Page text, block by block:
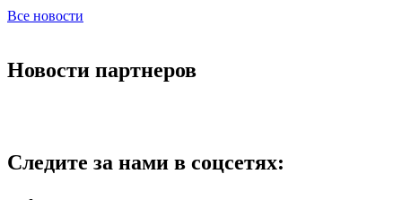
Все новости
Новости партнеров
Следите за нами в соцсетях: